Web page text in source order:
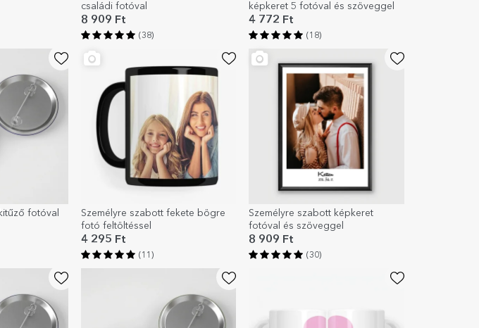
családi fotóval
8 909 Ft
(38)
képkeret 5 fotóval és szöveggel
4 772 Ft
(18)
fotóval
Személyre szabott fekete bögre
fotó feltöltéssel
4 295 Ft
(11)
Személyre szabott képkeret
fotóval és szöveggel
8 909 Ft
(30)